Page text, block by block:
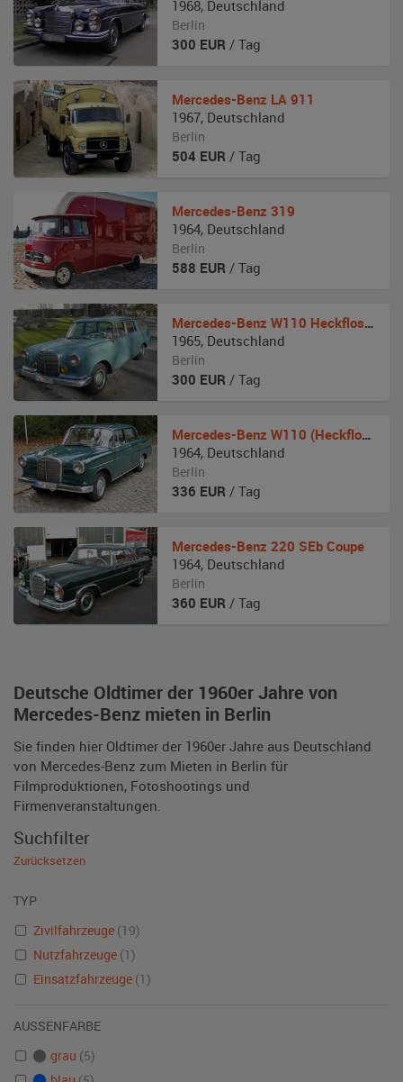
Deutsche Oldtimer der 1960er Jahre von
Mercedes-Benz mieten in Berlin
Sie finden hier Oldtimer der 1960er Jahre aus Deutschland
von Mercedes-Benz zum Mieten in Berlin für
Filmproduktionen, Fotoshootings und
Firmenveranstaltungen.
1968, Deutschland
Berlin
300 EUR / Tag
Mercedes-Benz LA 911
1967, Deutschland
Berlin
504 EUR / Tag
Mercedes-Benz 319
1964, Deutschland
Berlin
588 EUR / Tag
Mercedes-Benz W110 Heckflosse
1965, Deutschland
Berlin
300 EUR / Tag
Mercedes-Benz W110 (Heckflosse)
1964, Deutschland
Berlin
336 EUR / Tag
Mercedes-Benz 220 SEb Coupe
1964, Deutschland
Berlin
360 EUR / Tag
Suchfilter
Zurücksetzen
TYP
Zivilfahrzeuge (19)
Nutzfahrzeuge (1)
Einsatzfahrzeuge (1)
AUSSENFARBE
grau (5)